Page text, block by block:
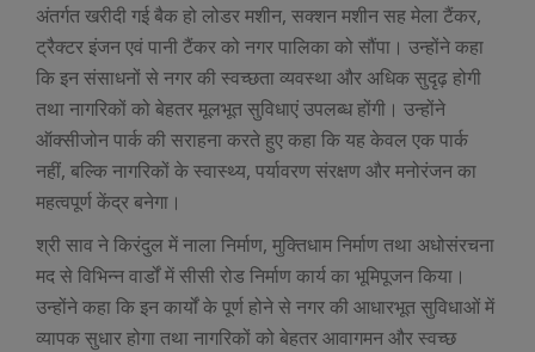
अंतर्गत खरीदी गई बैक हो लोडर मशीन, सक्शन मशीन सह मेला टैंकर,
ट्रैक्टर इंजन एवं पानी टैंकर को नगर पालिका को सौंपा। उन्होंने कहा
कि इन संसाधनों से नगर की स्वच्छता व्यवस्था और अधिक सुदृढ़ होगी
तथा नागरिकों को बेहतर मूलभूत सुविधाएं उपलब्ध होंगी। उन्होंने
ऑक्सीजोन पार्क की सराहना करते हुए कहा कि यह केवल एक पार्क
नहीं, बल्कि नागरिकों के स्वास्थ्य, पर्यावरण संरक्षण और मनोरंजन का
महत्वपूर्ण केंद्र बनेगा।
श्री साव ने किरंदुल में नाला निर्माण, मुक्तिधाम निर्माण तथा अधोसंरचना
मद से विभिन्न वार्डों में सीसी रोड निर्माण कार्य का भूमिपूजन किया।
उन्होंने कहा कि इन कार्यों के पूर्ण होने से नगर की आधारभूत सुविधाओं में
व्यापक सुधार होगा तथा नागरिकों को बेहतर आवागमन और स्वच्छ